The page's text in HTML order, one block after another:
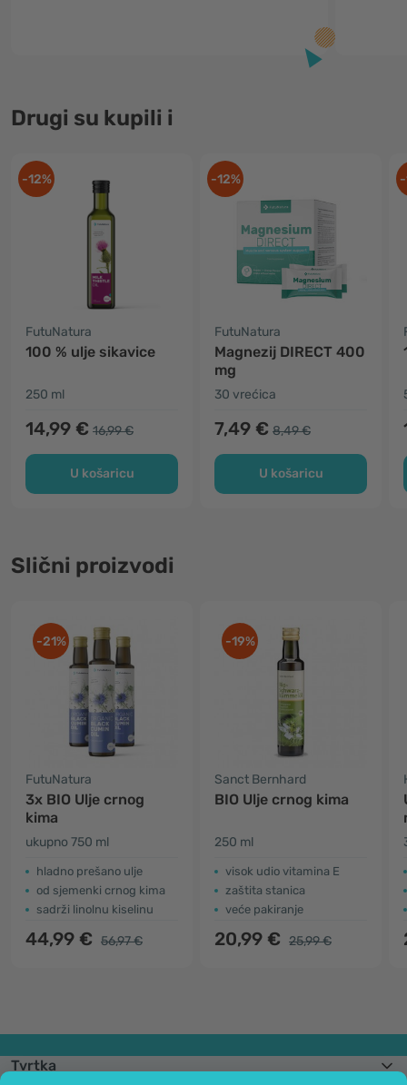
Drugi su kupili i
-12%
FutuNatura
100 % ulje sikavice
250 ml
14,99 € 16,99 €
U košaricu
-12%
FutuNatura
Magnezij DIRECT 400
mg
30 vrećica
7,49 € 8,49 €
U košaricu
Slični proizvodi
-21%
FutuNatura
3x BIO Ulje crnog
kima
ukupno 750 ml
hladno prešano ulje
od sjemenki crnog kima
sadrži linolnu kiselinu
44,99 € 56,97 €
-19%
Sanct Bernhard
BIO Ulje crnog kima
250 ml
visok udio vitamina E
zaštita stanica
veće pakiranje
20,99 € 25,99 €
Tvrtka